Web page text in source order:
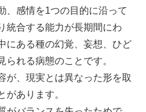
、感情を1つの目的に沿って
統合する能力が長期間にわ
にある種の幻覚、妄想、ひど
られる病態のことです。
が、現実とは異なった形を取
があります。